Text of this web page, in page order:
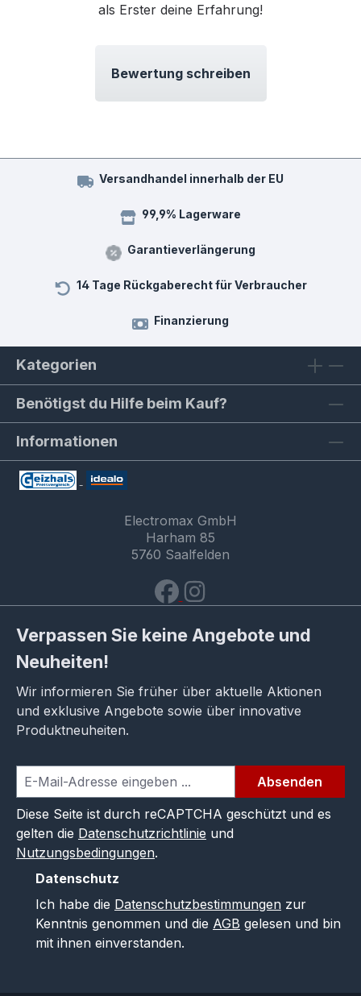
als Erster deine Erfahrung!
Bewertung schreiben
Versandhandel innerhalb der EU
99,9% Lagerware
Garantieverlängerung
14 Tage Rückgaberecht für Verbraucher
Finanzierung
Kategorien
Benötigst du Hilfe beim Kauf?
Informationen
Electromax GmbH
Harham 85
5760 Saalfelden
Verpassen Sie keine Angebote und
Neuheiten!
Wir informieren Sie früher über aktuelle Aktionen
und exklusive Angebote sowie über innovative
Produktneuheiten.
Absenden
Diese Seite ist durch reCAPTCHA geschützt und es
gelten die Datenschutzrichtlinie und
Nutzungsbedingungen.
Datenschutz
Ich habe die Datenschutzbestimmungen zur
Kenntnis genommen und die AGB gelesen und bin
mit ihnen einverstanden.